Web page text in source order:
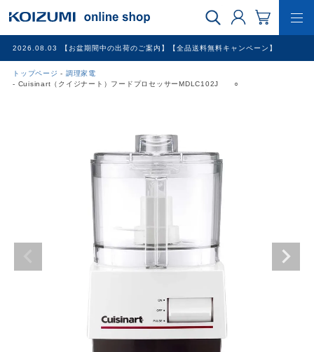
2026.08.03 【お盆期間中の出荷のご案内】【全品送料無料キャンペーン】
トップページ
調理家電
Cuisinart（クイジナート）フードプロセッサーMDLC102J ○
WEB限定品
調理家電
冷暖房家電
アウトレットSALE